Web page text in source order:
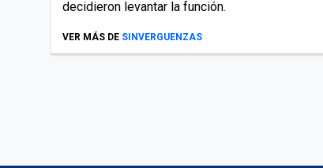
decidieron levantar la función.
VER MÁS DE SINVERGUENZAS